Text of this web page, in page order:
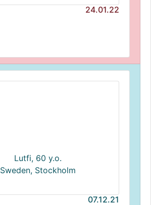
24.01.22
Lutfi, 60 y.o.
Sweden, Stockholm
07.12.21